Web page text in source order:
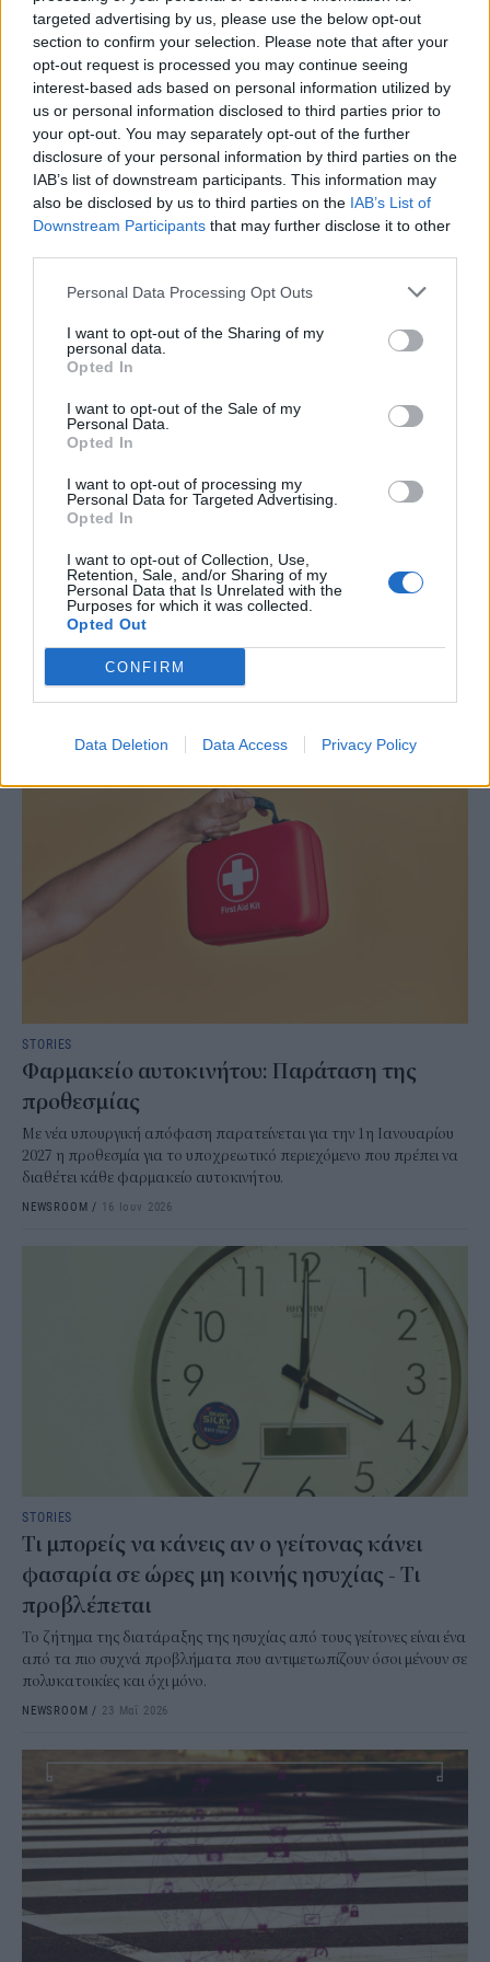
targeted advertising by us, please use the below opt-out
section to confirm your selection. Please note that after your
opt-out request is processed you may continue seeing
interest-based ads based on personal information utilized by
us or personal information disclosed to third parties prior to
your opt-out. You may separately opt-out of the further
disclosure of your personal information by third parties on the
IAB’s list of downstream participants. This information may
also be disclosed by us to third parties on the IAB’s List of
Downstream Participants that may further disclose it to other
Personal Data Processing Opt Outs
I want to opt-out of the Sharing of my
personal data.
Opted In
I want to opt-out of the Sale of my
Personal Data.
Opted In
I want to opt-out of processing my
Personal Data for Targeted Advertising.
Opted In
I want to opt-out of Collection, Use,
Retention, Sale, and/or Sharing of my
Personal Data that Is Unrelated with the
Purposes for which it was collected.
Opted Out
CONFIRM
Data Deletion Data Access Privacy Policy
Πότε είναι η Πανσέληνος Ιουνίου και γιατί
λέγεται «του Μελιού»
Το βράδυ της Δευτέρας 29 Ιουνίου θα απολαύσουμε στον
νυχτερινό ουρανό την πανσέληνο, με το φαινόμενο να
κορυφώνεται τις πρώτες πρωινές ώρες της Τρίτης, 30 Ιουνίου, στις
02:56 (ώρα Ελλάδας), όταν η πλευρά της Σελήνης που είναι ορατή
από τη Γη θα φωτίζεται πλήρως από τον Ήλιο.
NEWSROOM/22 Ιουν 2026
STORIES
Maternal Instinct: Η πραγματική ιστορία
πίσω από το συγκλονιστικό ντοκιμαντέρ
του Netflix
Το ντοκιμαντέρ Maternal Instinct (Μητρικό Ένστικτο) του Netflix
εξιστορεί μια από τις πιο ανατριχιαστικές εγκληματικές υποθέσεις
στις ΗΠΑ: τη δολοφονία της 21χρονης εγκύου Reagan Simmons-
Hancock από την Taylor Parker το 2020, προκειμένου η τελευταία
να κλέψει το αγέννητο μωρό της.
STORIES
Φαρμακείο αυτοκινήτου: Παράταση της
προθεσμίας
Με νέα υπουργική απόφαση παρατείνεται για την 1η Ιανουαρίου
2027 η προθεσμία για το υποχρεωτικό περιεχόμενο που πρέπει να
διαθέτει κάθε φαρμακείο αυτοκινήτου.
NEWSROOM / 16 Ιουν 2026
STORIES
Τι μπορείς να κάνεις αν ο γείτονας κάνει
φασαρία σε ώρες μη κοινής ησυχίας - Τι
προβλέπεται
Το ζήτημα της διατάραξης της ησυχίας από τους γείτονες είναι ένα
από τα πιο συχνά προβλήματα που αντιμετωπίζουν όσοι μένουν σε
πολυκατοικίες και όχι μόνο.
NEWSROOM / 23 Μαΐ 2026